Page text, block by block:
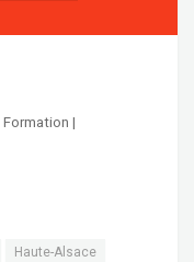
Formation |
Haute-Alsace